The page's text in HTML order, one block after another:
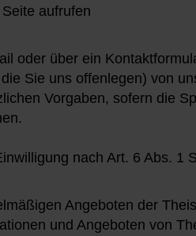
aufrufen
oder über ein
Sie uns offenlegen) von
Vorgaben, sofern die
nach Art. 6 Abs. 1
Angeboten der
und Angeboten von